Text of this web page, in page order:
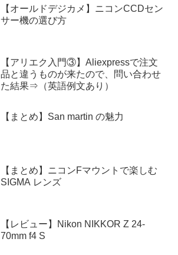
【オールドデジカメ】ニコンCCDセン
サー機の選び方
【アリエク入門③】Aliexpressで注文
品と違うものが来たので、問い合わせ
た結果⇒（英語例文あり）
【まとめ】San martin の魅力
【まとめ】ニコンFマウントで楽しむ
SIGMA レンズ
【レビュー】Nikon NIKKOR Z 24-
70mm f4 S